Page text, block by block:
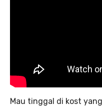
Mau tinggal di kost